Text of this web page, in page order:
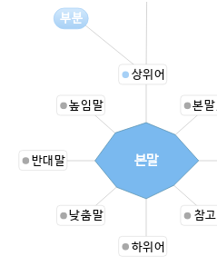
부분
상위어
본
참
하위어
낮춤말
반대말
높임말
본말